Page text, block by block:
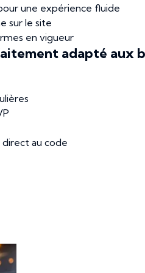
une expérience fluide
sur le site
en vigueur
adapté aux
au code